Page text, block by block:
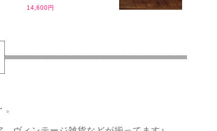
14,600円